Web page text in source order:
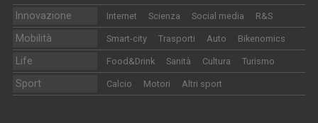
Innovazione Internet Scienza Social media R&S
Mobilità Smart-city Trasporti Auto Bikenomics
Life Food&Drink Sanità Cultura Turismo
Sport Calcio Motori Altri sport